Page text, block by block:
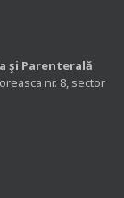
şi Parenterală
nr. 8, sector